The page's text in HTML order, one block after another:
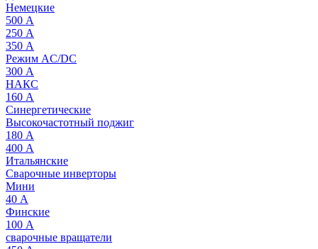
Немецкие
500 А
250 А
350 А
Режим AC/DC
300 А
НАКС
160 А
Синергетические
Высокочастотный поджиг
180 А
400 А
Итальянские
Сварочные инверторы
Мини
40 А
Финские
100 А
сварочные вращатели